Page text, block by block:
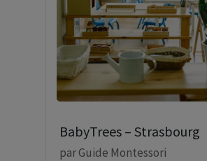
BabyTrees – Strasbourg
parGuide Montessori